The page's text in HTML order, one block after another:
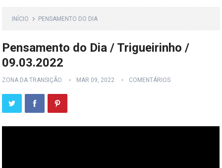
INÍCIO PENSAMENTO DO DIA
Pensamento do Dia / Trigueirinho /
09.03.2022
ZONA DA TRANSIÇÃO MAR 09, 2022 COMENTÁRIOS